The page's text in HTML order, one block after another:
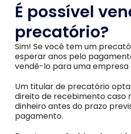
É possível
precatório?
Sim! Se você tem um
esperar anos pelo
vendê-lo para uma empresa
Um titular de precatório
direito de recebimento caso
dinheiro antes do prazo
pagamento.